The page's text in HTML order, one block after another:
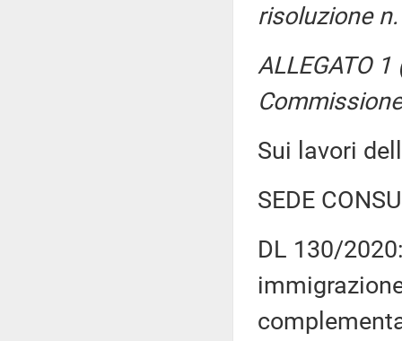
risoluzione
ALLEGATO
Sui lavori
SEDE
DL 130/